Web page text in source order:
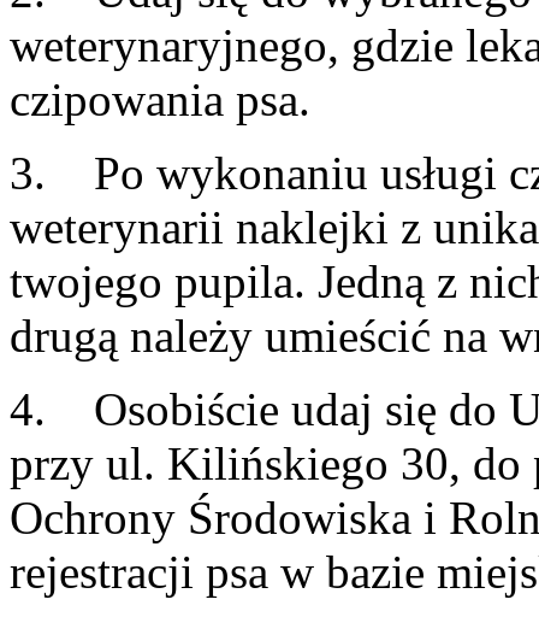
weterynaryjnego, gdzie
czipowania psa.
3. Po wykonaniu usługi
weterynarii naklejki z
twojego pupila. Jedną z
drugą należy umieścić na
4. Osobiście udaj się do
przy ul. Kilińskiego 30, do
Ochrony Środowiska i
rejestracji psa w bazie